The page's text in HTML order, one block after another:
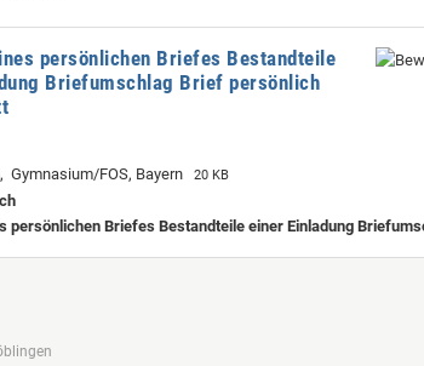
persönlichen Briefes Bestandteile
Briefumschlag Brief persönlich
Gymnasium/FOS, Bayern 20 KB
persönlichen Briefes Bestandteile einer Einladung